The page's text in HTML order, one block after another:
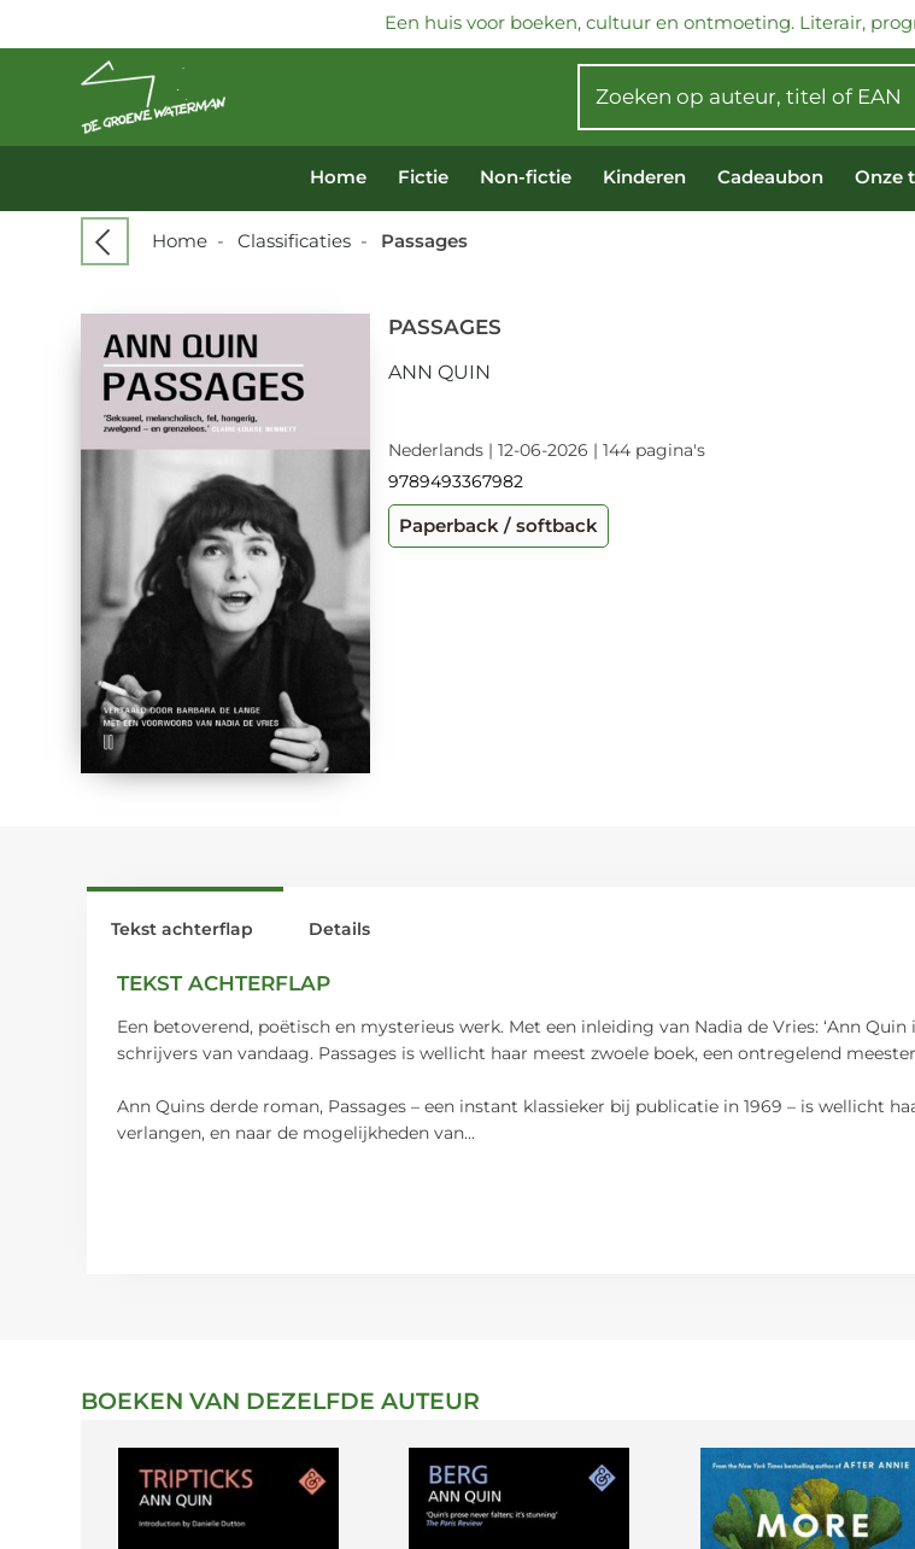
Een huis voor boeken, cultuur en ontmoeting. Literair,
Home Fictie Non-fictie Kinderen Cadeaubon Onze
Home - Classificaties - Passages
PASSAGES
ANN QUIN
Nederlands | 12-06-2026 | 144 pagina's
9789493367982
Paperback / softback
Tekst achterflap
TEKST ACHTERFLAP
Een betoverend, poëtisch en mysterieus werk. Met een inleiding van Nadia de Vries: ‘Ann
schrijvers van vandaag. Passages is wellicht haar meest zwoele boek, een ontregelend
Ann Quins derde roman, Passages – een instant klassieker bij publicatie in 1969 – is wellicht
verlangen, en naar de mogelijkheden van...
Details
BOEKEN VAN DEZELFDE AUTEUR